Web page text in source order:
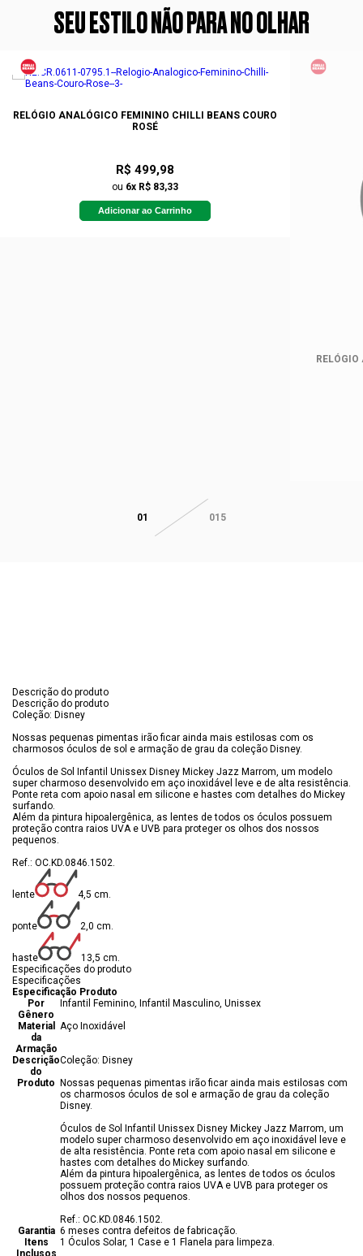
SEU ESTILO NÃO PARA NO OLHAR
RELÓGIO ANALÓGICO FEMININO CHILLI BEANS COURO
ROSÉ
R$ 499,98
ou 6x R$ 83,33
Adicionar ao Carrinho
01 015
Descrição do produto
Descrição do produto
Coleção: Disney
Nossas pequenas pimentas irão ficar ainda mais estilosas com os
charmosos óculos de sol e armação de grau da coleção Disney.
Óculos de Sol Infantil Unissex Disney Mickey Jazz Marrom, um modelo
super charmoso desenvolvido em aço inoxidável leve e de alta resistência.
Ponte reta com apoio nasal em silicone e hastes com detalhes do Mickey
surfando.
Além da pintura hipoalergênica, as lentes de todos os óculos possuem
proteção contra raios UVA e UVB para proteger os olhos dos nossos
pequenos.
Ref.: OC.KD.0846.1502.
lente 4,5 cm.
ponte 2,0 cm.
haste
13,5 cm.
Especificações do produto
Especificações
Especificação Produto
Por
Gênero
Infantil Feminino, Infantil Masculino, Unissex
Material
da
Armação
Aço Inoxidável
Descrição
do
Produto
Coleção: Disney
Nossas pequenas pimentas irão ficar ainda mais estilosas com
os charmosos óculos de sol e armação de grau da coleção
Disney.
Óculos de Sol Infantil Unissex Disney Mickey Jazz Marrom, um
modelo super charmoso desenvolvido em aço inoxidável leve e
de alta resistência. Ponte reta com apoio nasal em silicone e
hastes com detalhes do Mickey surfando.
Além da pintura hipoalergênica, as lentes de todos os óculos
possuem proteção contra raios UVA e UVB para proteger os
olhos dos nossos pequenos.
Ref.: OC.KD.0846.1502.
Garantia 6 meses contra defeitos de fabricação.
Itens
Inclusos
1 Óculos Solar, 1 Case e 1 Flanela para limpeza.